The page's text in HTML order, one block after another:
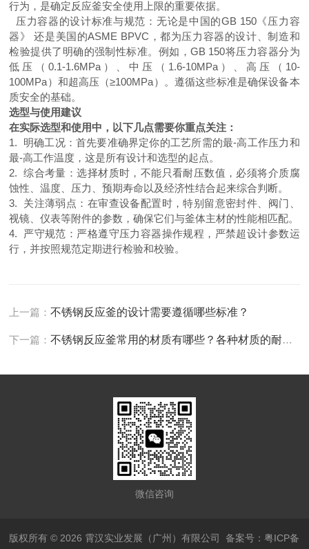
行为，是确定反应釜安全使用上限的重要依据。
压力容器的设计标准与规范：无论是中国的GB 150《压力容
器》 还是美国的ASME BPVC，都为压力容器的设计、制造和
检验提供了明确的强制性标准。例如，GB 150将压力容器分为
低压（0.1-1.6MPa）、中压（1.6-10MPa）、高压（10-
100MPa）和超高压（≥100MPa）。遵循这些标准是确保设备本
质安全的基础。
选型与使用建议
在实际选型和使用中，以下几点需要你重点关注：
1. 明确工况：首先要准确界定你的工艺所需的最-高工作压力和
最-高工作温度，这是所有设计和选型的起点。
2. 综合考量：选择材质时，不能只看耐压数值，必须将介质腐
蚀性、温度、压力、预期寿命以及经济性结合起来综合判断。
3. 关注薄弱点：在审查设备配置时，特别留意密封件、阀门、
视镜、仪表等附件的参数，确保它们与釜体主材的性能相匹配。
4. 严守规范：严格遵守压力容器操作规程，严禁超设计参数运
行，并按照规范定期进行检验和校验。
上一篇：不锈钢反应釜的设计需要遵循哪些标准？
下一篇：不锈钢反应釜常用的材质有哪些？各种材质的耐腐蚀性如何？
微信咨询
版权所有 © 2026 霄汉实业发展（广州）有限公司备案号：粤ICP备